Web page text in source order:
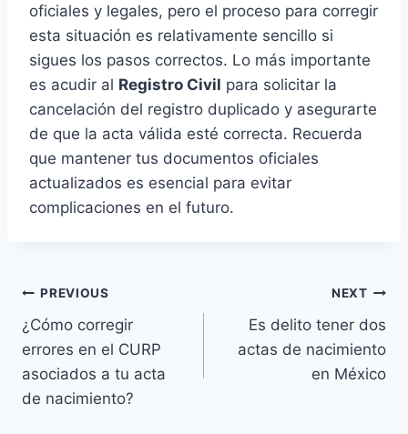
oficiales y legales, pero el proceso para corregir
esta situación es relativamente sencillo si
sigues los pasos correctos. Lo más importante
es acudir al Registro Civil para solicitar la
cancelación del registro duplicado y asegurarte
de que la acta válida esté correcta. Recuerda
que mantener tus documentos oficiales
actualizados es esencial para evitar
complicaciones en el futuro.
Navegación
de
entradas
PREVIOUS
¿Cómo corregir
errores en el CURP
asociados a tu acta
de nacimiento?
NEXT
Es delito tener dos
actas de nacimiento
en México